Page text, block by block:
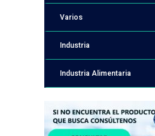
Varios
Industria
Industria Alimentaria